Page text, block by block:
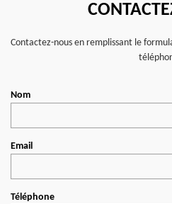
Contactez-nous en remplissant le
Nom
Email
Téléphone